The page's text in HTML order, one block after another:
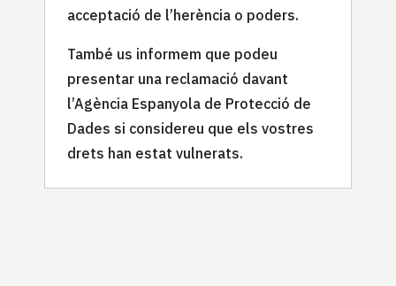
acceptació de l’herència o poders.
També us informem que podeu
presentar una reclamació davant
l’Agència Espanyola de Protecció de
Dades si considereu que els vostres
drets han estat vulnerats.